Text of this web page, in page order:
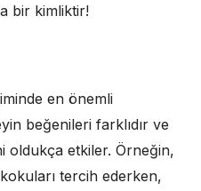
bir kimliktir!
en önemli
beğenileri farklıdır ve
oldukça etkiler. Örneğin,
kokuları tercih ederken,